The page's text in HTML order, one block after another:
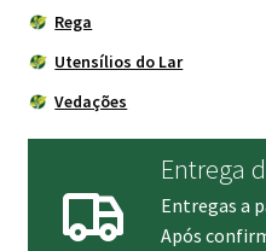
Rega
Utensílios do Lar
Vedações
Entrega
Entregas a
Após